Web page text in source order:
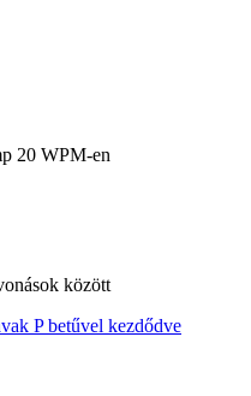
20 WPM-en
között
P betűvel kezdődve